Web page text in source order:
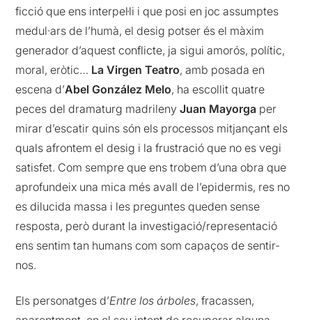
ficció que ens interpel·li i que posi en joc assumptes
medul·ars de l’humà, el desig potser és el màxim
generador d’aquest conflicte, ja sigui amorós, polític,
moral, eròtic… La Virgen Teatro, amb posada en
escena d’Abel González Melo, ha escollit quatre
peces del dramaturg madrilenyJuan Mayorga per
mirar d’escatir quins són els processos mitjançant els
quals afrontem el desig i la frustració que no es vegi
satisfet. Com sempre que ens trobem d’una obra que
aprofundeix una mica més avall de l’epidermis, res no
es dilucida massa i les preguntes queden sense
resposta, però durant la investigació/representació
ens sentim tan humans com som capaços de sentir-
nos.
Els personatges d’Entre los árboles, fracassen,